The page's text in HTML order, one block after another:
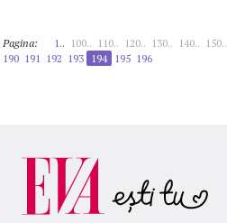
Pagina: 1.. 100.. 110.. 120.. 130.. 140.. 150..
190 191 192 193 194 195 196